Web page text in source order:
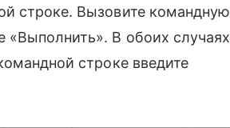
строке. Вызовите командную
В обоих случаях
строке введите